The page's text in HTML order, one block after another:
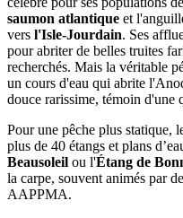
saumon atlantique et
vers l'Isle-Jourdain. Ses
pour abriter de belles truites
recherchés. Mais la véritable
un cours d'eau qui abrite
douce rarissime, témoin d'une
Pour une pêche plus statique,
plus de 40 étangs et plans
Beausoleil ou l'Étang de
la carpe, souvent animés par
AAPPMA.